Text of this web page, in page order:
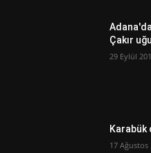
Çakır
29 Eylül
Karabük
17 Ağustos